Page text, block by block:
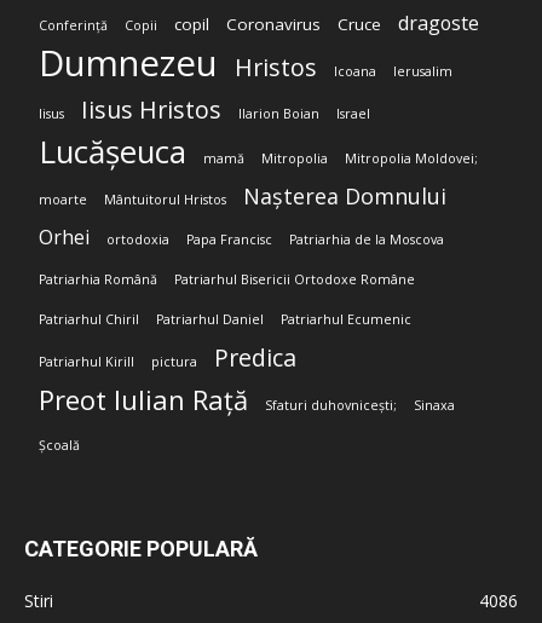
Conferință Copii copil Coronavirus Cruce dragoste
Dumnezeu Hristos Icoana Ierusalim
Iisus Iisus Hristos Ilarion Boian Israel
Lucășeuca mamă Mitropolia Mitropolia Moldovei;
moarte Mântuitorul Hristos Nașterea Domnului
Orhei ortodoxia Papa Francisc Patriarhia de la Moscova
Patriarhia Română Patriarhul Bisericii Ortodoxe Române
Patriarhul Chiril Patriarhul Daniel Patriarhul Ecumenic
Patriarhul Kirill pictura Predica
Preot Iulian Rață Sfaturi duhovnicești; Sinaxa
Școală
CATEGORIE POPULARĂ
Stiri
4086